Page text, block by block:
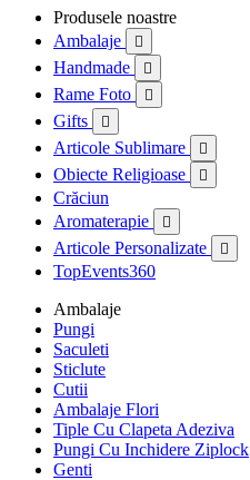
Produsele noastre
Ambalaje

Handmade 
Rame Foto 
Gifts 
Articole Sublimare 
Obiecte Religioase 
Crăciun
Aromaterapie

Articole Personalizate 
TopEvents360
Ambalaje
Pungi
Saculeti
Sticlute
Cutii
Ambalaje Flori
Tiple Cu Clapeta Adeziva
Pungi Cu Inchidere Ziplock
Genti